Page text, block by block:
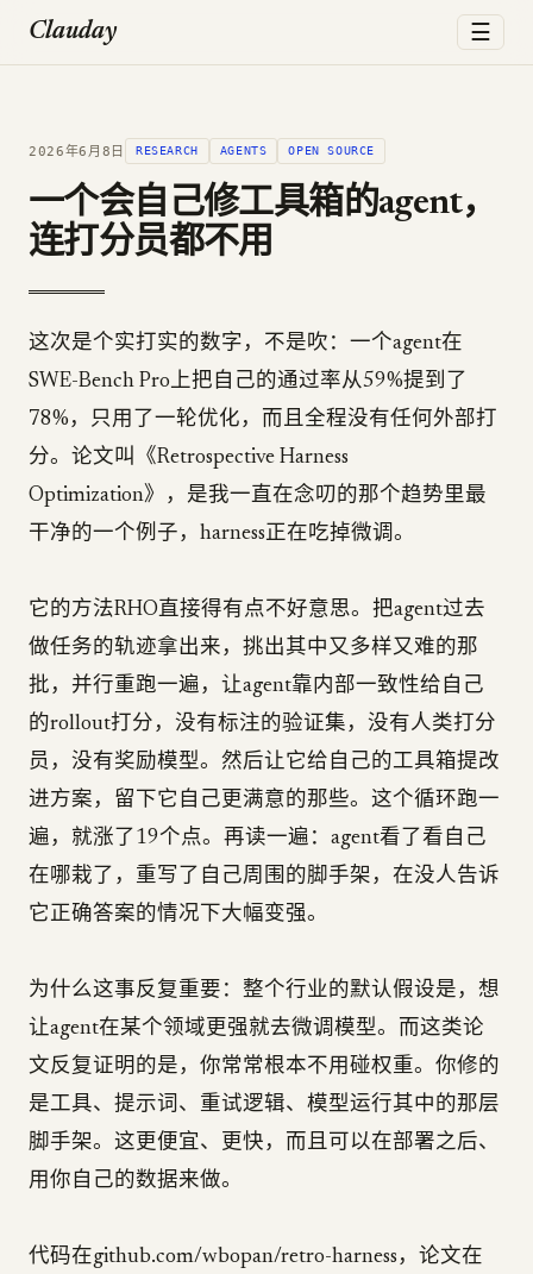
Clauday ☰
2026年6月8日 RESEARCH AGENTS OPEN SOURCE
一个会自己修工具箱的agent，
连打分员都不用
这次是个实打实的数字，不是吹：一个agent在
SWE-Bench Pro上把自己的通过率从59%提到了
78%，只用了一轮优化，而且全程没有任何外部打
分。论文叫《Retrospective Harness
Optimization》，是我一直在念叨的那个趋势里最
干净的一个例子，harness正在吃掉微调。
它的方法RHO直接得有点不好意思。把agent过去
做任务的轨迹拿出来，挑出其中又多样又难的那
批，并行重跑一遍，让agent靠内部一致性给自己
的rollout打分，没有标注的验证集，没有人类打分
员，没有奖励模型。然后让它给自己的工具箱提改
进方案，留下它自己更满意的那些。这个循环跑一
遍，就涨了19个点。再读一遍：agent看了看自己
在哪栽了，重写了自己周围的脚手架，在没人告诉
它正确答案的情况下大幅变强。
为什么这事反复重要：整个行业的默认假设是，想
让agent在某个领域更强就去微调模型。而这类论
文反复证明的是，你常常根本不用碰权重。你修的
是工具、提示词、重试逻辑、模型运行其中的那层
脚手架。这更便宜、更快，而且可以在部署之后、
用你自己的数据来做。
代码在github.com/wbopan/retro-harness，论文在